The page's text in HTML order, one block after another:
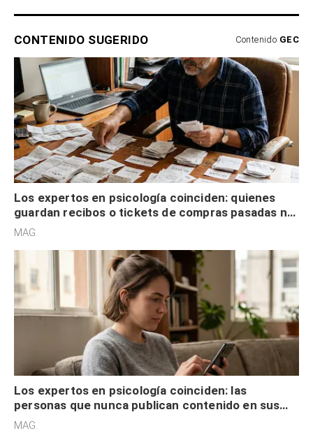
CONTENIDO SUGERIDO Contenido GEC
Los expertos en psicología coinciden: quienes
guardan recibos o tickets de compras pasadas no
son acumuladores, sino que tienen necesidad de
MAG.
Los expertos en psicología coinciden: las
personas que nunca publican contenido en sus
redes sociales no pretenden buscar validación
MAG.